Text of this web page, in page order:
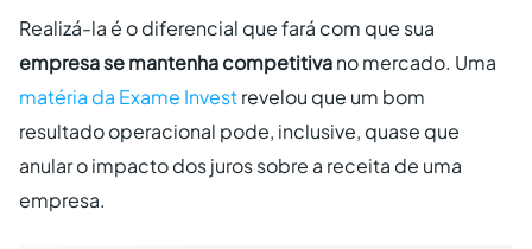
Realizá-la é o diferencial que fará com que sua
empresa se mantenha competitivano mercado. Uma
matéria da Exame Investrevelou que um bom
resultado operacional pode, inclusive, quase que
anular o impacto dos juros sobre a receita de uma
empresa.